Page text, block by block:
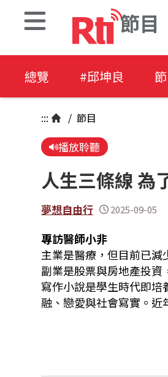
節目
總覽 #邱坤良
::: / 節目
播放聆聽
人生三條線 為
夢想自由行 2025-09-05
專訪醫師小非
主業是醫療，但目前已減
副業是股票與房地產投資
寫作小說是學生時代即
融、戀愛與社會寫實。近